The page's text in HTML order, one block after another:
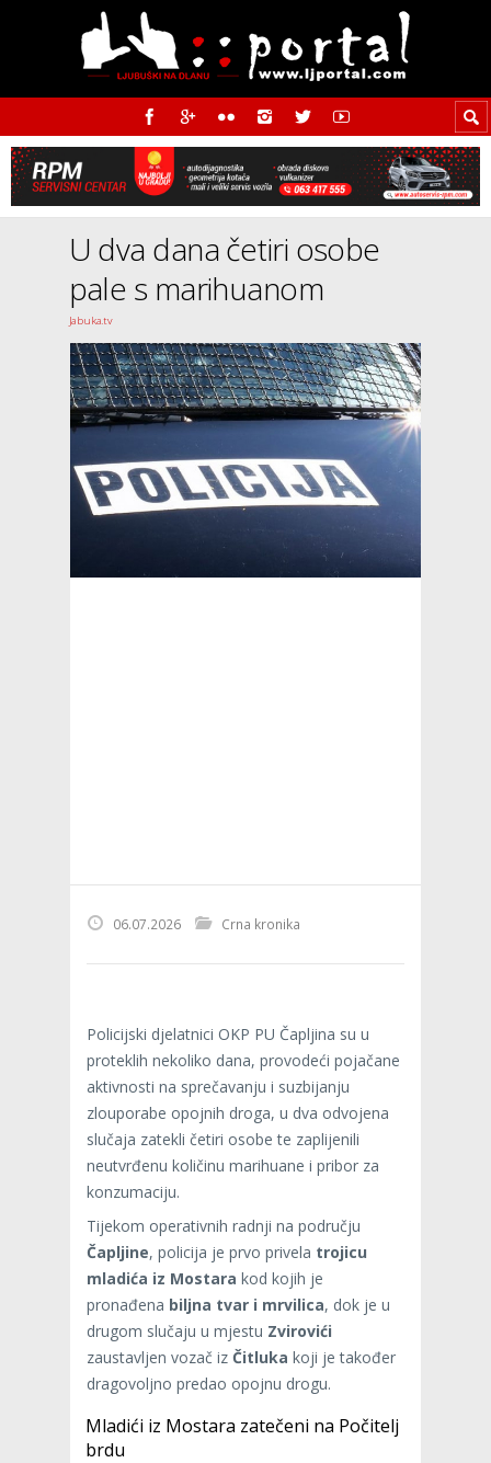
U dva dana četiri osobe
pale s marihuanom
Jabuka.tv
06.07.2026 Crna kronika
Policijski djelatnici OKP PU Čapljina su u
proteklih nekoliko dana, provodeći pojačane
aktivnosti na sprečavanju i suzbijanju
zlouporabe opojnih droga, u dva odvojena
slučaja zatekli četiri osobe te zaplijenili
neutvrđenu količinu marihuane i pribor za
konzumaciju.
Tijekom operativnih radnji na području
Čapljine, policija je prvo privela trojicu
mladića iz Mostara kod kojih je
pronađena biljna tvar i mrvilica, dok je u
drugom slučaju u mjestu Zvirovići
zaustavljen vozač iz Čitluka koji je također
dragovoljno predao opojnu drogu.
Mladići iz Mostara zatečeni na Počitelj
brdu